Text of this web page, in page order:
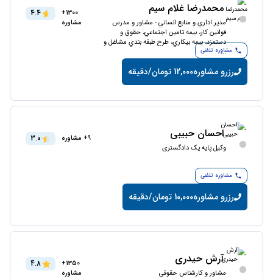
محمدرضا غلام سیم
مدير اداري و منابع انساني - مشاور و مدرس
قوانين كار، بيمه تامين اجتماعي، حقوق و
دستمزد، بيمه بيكاري، طرح طبقه بندي مشاغل و
...
1300+
مشاوره
4.4
مشاوره تلفنی
رزرو مشاوره12,000 تومان/دقیقه
احسان حبیبی
وکیل پایه یک دادگستری
9+ مشاوره 3.0
مشاوره تلفنی
رزرو مشاوره10,000 تومان/دقیقه
آرش حیدری
مشاور و کارشناس حقوقی
1350+
مشاوره
4.8